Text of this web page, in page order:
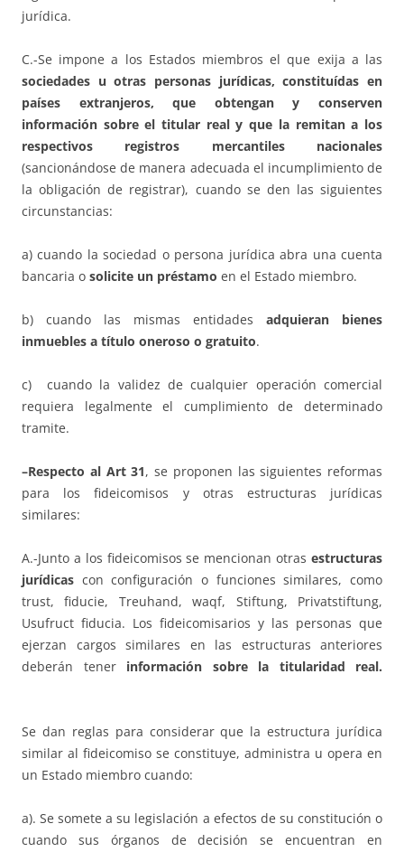
jurídica.
C.-Se impone a los Estados miembros el que exija a las
sociedades u otras personas jurídicas, constituídas en
países extranjeros, que obtengan y conserven
información sobre el titular real y que la remitan a los
respectivos registros mercantiles nacionales
(sancionándose de manera adecuada el incumplimiento de
la obligación de registrar), cuando se den las siguientes
circunstancias:
a) cuando la sociedad o persona jurídica abra una cuenta
bancaria o solicite un préstamo en el Estado miembro.
b) cuando las mismas entidades adquieran bienes
inmuebles a título oneroso o gratuito.
c) cuando la validez de cualquier operación comercial
requiera legalmente el cumplimiento de determinado
tramite.
–Respecto al Art 31, se proponen las siguientes reformas
para los fideicomisos y otras estructuras jurídicas
similares:
A.-Junto a los fideicomisos se mencionan otras estructuras
jurídicas con configuración o funciones similares, como
trust, fiducie, Treuhand, waqf, Stiftung, Privatstiftung,
Usufruct fiducia. Los fideicomisarios y las personas que
ejerzan cargos similares en las estructuras anteriores
deberán tenerinformación sobre la titularidad real.
Se dan reglas para considerar que la estructura jurídica
similar al fideicomiso se constituye, administra u opera en
un Estado miembro cuando:
a). Se somete a su legislación a efectos de su constitución o
cuando sus órganos de decisión se encuentran en